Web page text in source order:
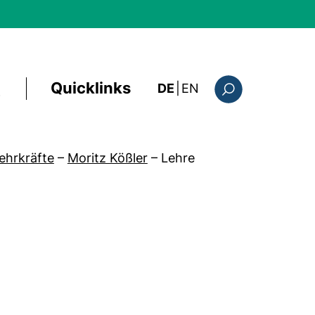
Quicklinks DE EN : the current page
– Moritz Kößler – Lehre